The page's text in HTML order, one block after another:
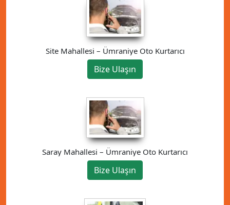
Site Mahallesi – Ümraniye Oto Kurtarıcı
Bize Ulaşın
Saray Mahallesi – Ümraniye Oto Kurtarıcı
Bize Ulaşın